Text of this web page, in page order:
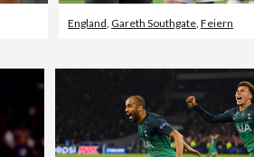
England, Gareth Southgate, Feiern